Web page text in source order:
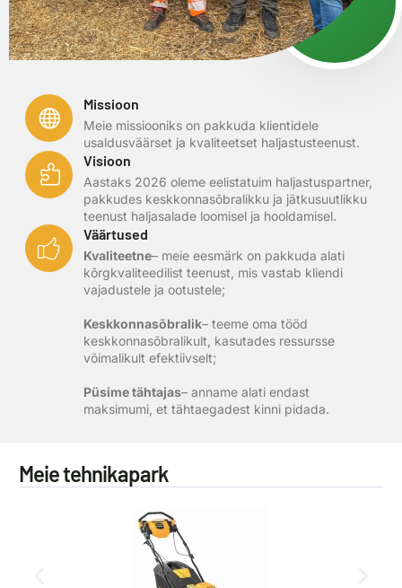
Missioon
Meie missiooniks on pakkuda klientidele
usaldusväärset ja kvaliteetset haljastusteenust.
Visioon
Aastaks 2026 oleme eelistatuim haljastuspartner,
pakkudes keskkonnasõbralikku ja jätkusuutlikku
teenust haljasalade loomisel ja hooldamisel.
Väärtused
Kvaliteetne– meie eesmärk on pakkuda alati
kõrgkvaliteedilist teenust, mis vastab kliendi
vajadustele ja ootustele;
Keskkonnasõbralik– teeme oma tööd
keskkonnasõbralikult, kasutades ressursse
võimalikult efektiivselt;
Püsime tähtajas– anname alati endast
maksimumi, et tähtaegadest kinni pidada.
Meie tehnikapark